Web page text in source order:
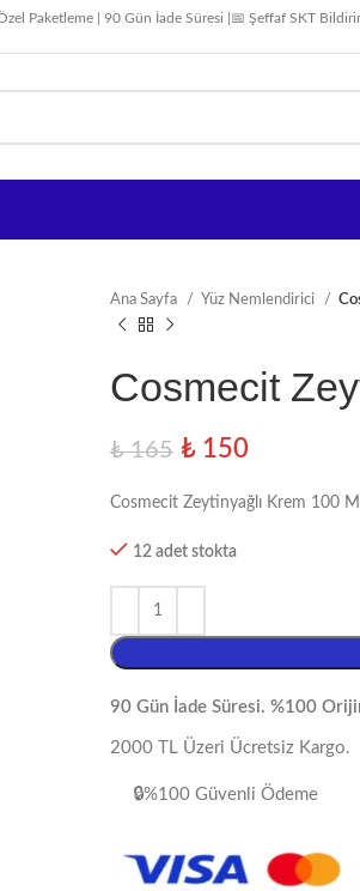
Paketleme | 90 Gün İade Süresi |📅 Şeffaf SKT
Ana Sayfa Yüz Nemlendirici
Cosmecit
₺165 ₺ 150
Cosmecit Zeytinyağlı Krem 100
12 adet stokta
90 Gün İade Süresi. %100
2000 TL Üzeri Ücretsiz Kargo.
🔒%100 Güvenli Ödeme